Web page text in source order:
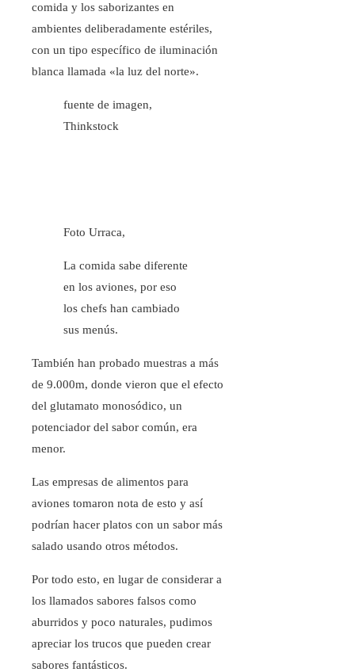
comida y los saborizantes en
ambientes deliberadamente estériles,
con un tipo específico de iluminación
blanca llamada «la luz del norte».
fuente de imagen,
Thinkstock
Foto Urraca,
La comida sabe diferente
en los aviones, por eso
los chefs han cambiado
sus menús.
También han probado muestras a más
de 9.000m, donde vieron que el efecto
del glutamato monosódico, un
potenciador del sabor común, era
menor.
Las empresas de alimentos para
aviones tomaron nota de esto y así
podrían hacer platos con un sabor más
salado usando otros métodos.
Por todo esto, en lugar de considerar a
los llamados sabores falsos como
aburridos y poco naturales, pudimos
apreciar los trucos que pueden crear
sabores fantásticos.